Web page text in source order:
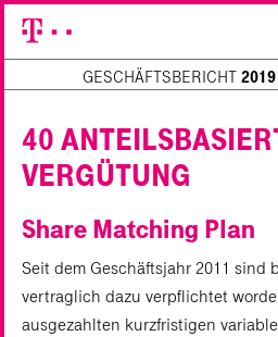
GESCHÄFTSBERICHT 2019
40
VERGÜTUNG
Share Matching Plan
Seit dem Geschäftsjahr 2011 sind
vertraglich dazu verpflichtet
ausgezahlten kurzfristigen